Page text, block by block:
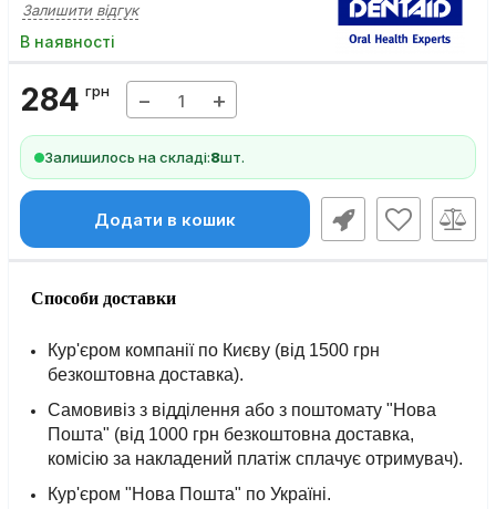
Залишити відгук
В наявності
284 грн − +
Залишилось на складі:8шт.
Додати в кошик
Способи доставки
Кур'єром компанії по Києву (від 1500 грн
безкоштовна доставка).
Самовивіз з відділення або з поштомату "Нова
Пошта" (від 1000 грн безкоштовна доставка,
комісію за накладений платіж сплачує отримувач).
Кур'єром "Нова Пошта" по Україні.